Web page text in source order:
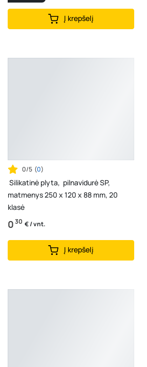
Į krepšelį
0/5 (0)
Silikatinė plyta, pilnavidurė SP,
matmenys 250 x 120 x 88 mm, 20
klasė
030 € / vnt.
Į krepšelį